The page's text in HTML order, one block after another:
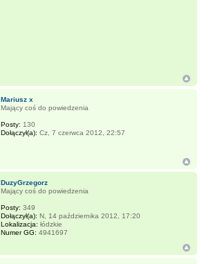
Mariusz x
Mający coś do powiedzenia
Posty: 130
Dołączył(a): Cz, 7 czerwca 2012, 22:57
DuzyGrzegorz
Mający coś do powiedzenia
Posty: 349
Dołączył(a): N, 14 października 2012, 17:20
Lokalizacja: łódzkie
Numer GG: 4941697